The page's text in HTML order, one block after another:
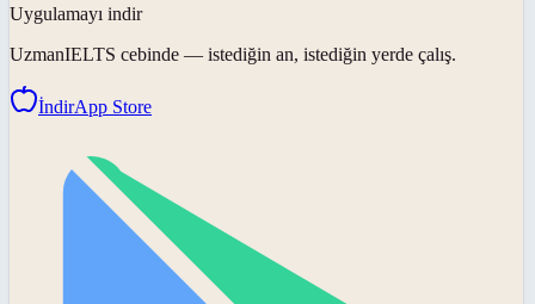
Uygulamayı indir
UzmanIELTS cebinde — istediğin an, istediğin yerde çalış.
İndirApp Store